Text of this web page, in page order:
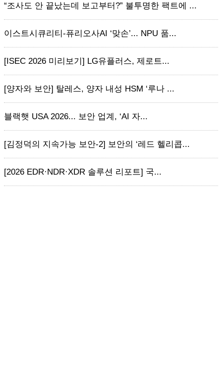
“조사도 안 끝났는데 보고부터?” 불투명한 팩트에 ...
이스트시큐리티-퓨리오사AI ‘맞손’... NPU 품...
[ISEC 2026 미리보기] LG유플러스, 제로트...
[양자와 보안] 탈레스, 양자 내성 HSM ‘루나 ...
블랙햇 USA 2026... 보안 업계, ‘AI 자...
[김정덕의 지속가능 보안-2] 보안의 ‘레드 헬리콥...
[2026 EDR·NDR·XDR 솔루션 리포트] 국...